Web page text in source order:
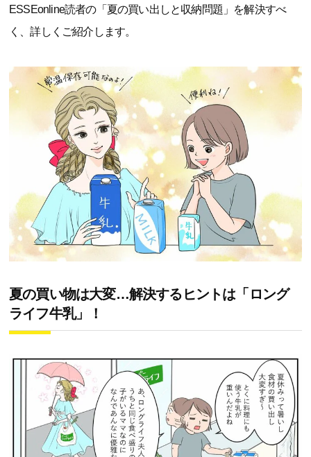
ESSEonline読者の「夏の買い出しと収納問題」を解決すべ
く、詳しくご紹介します。
夏の買い物は大変…解決するヒントは「ロング
ライフ牛乳」！